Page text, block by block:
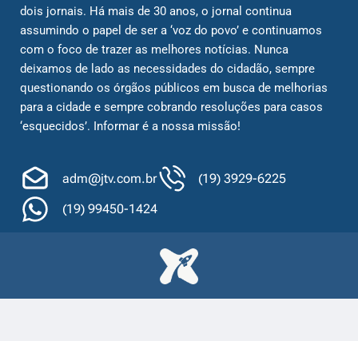
dois jornais. Há mais de 30 anos, o jornal continua
assumindo o papel de ser a ‘voz do povo’ e continuamos
com o foco de trazer as melhores notícias. Nunca
deixamos de lado as necessidades do cidadão, sempre
questionando os órgãos públicos em busca de melhorias
para a cidade e sempre cobrando resoluções para casos
‘esquecidos’. Informar é a nossa missão!
adm@jtv.com.br
(19) 3929-6225
(19) 99450-1424